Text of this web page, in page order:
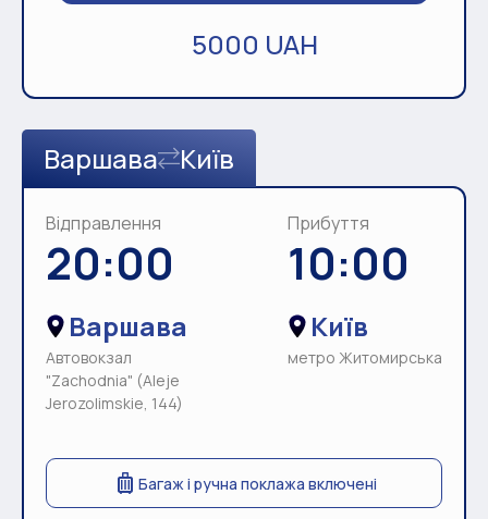
5000 UAH
Варшава Київ
Відправлення
20:00
Варшава
Автовокзал
"Zachodnia" (Aleje
Jerozolimskie, 144)
Прибуття
10:00
Київ
метро Житомирська
Багаж і ручна поклажа включені